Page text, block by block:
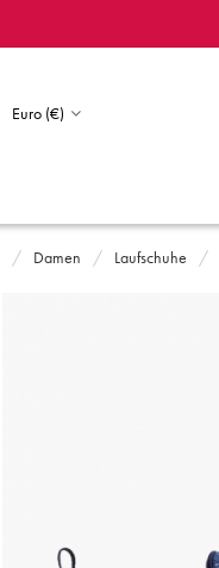
Euro (€)
Damen Laufschuhe